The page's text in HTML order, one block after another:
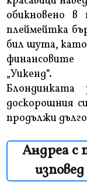
обикновено в
плеймейтка
бил шута,
„Уикенд“.
доскорошния
продължи
Андреа с